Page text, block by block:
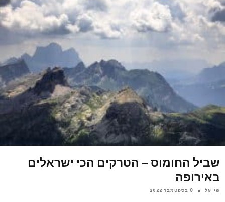
שביל החומוס – הטרקים הכי ישראלים
באירופה
שי יגל 8 בספטמבר 2022